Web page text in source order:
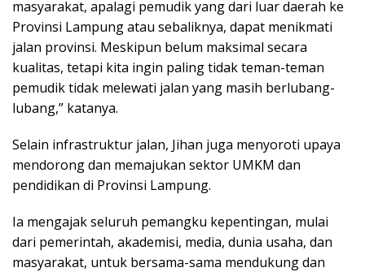
masyarakat, apalagi pemudik yang dari luar daerah ke
Provinsi Lampung atau sebaliknya, dapat menikmati
jalan provinsi. Meskipun belum maksimal secara
kualitas, tetapi kita ingin paling tidak teman-teman
pemudik tidak melewati jalan yang masih berlubang-
lubang,” katanya.
Selain infrastruktur jalan, Jihan juga menyoroti upaya
mendorong dan memajukan sektor UMKM dan
pendidikan di Provinsi Lampung.
Ia mengajak seluruh pemangku kepentingan, mulai
dari pemerintah, akademisi, media, dunia usaha, dan
masyarakat, untuk bersama-sama mendukung dan